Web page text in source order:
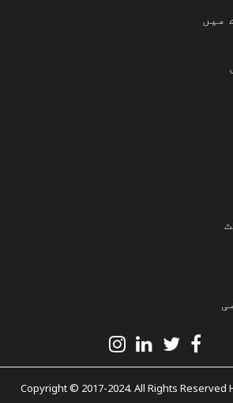
میں
Copyright © 2017-2024. All Rights Reserved